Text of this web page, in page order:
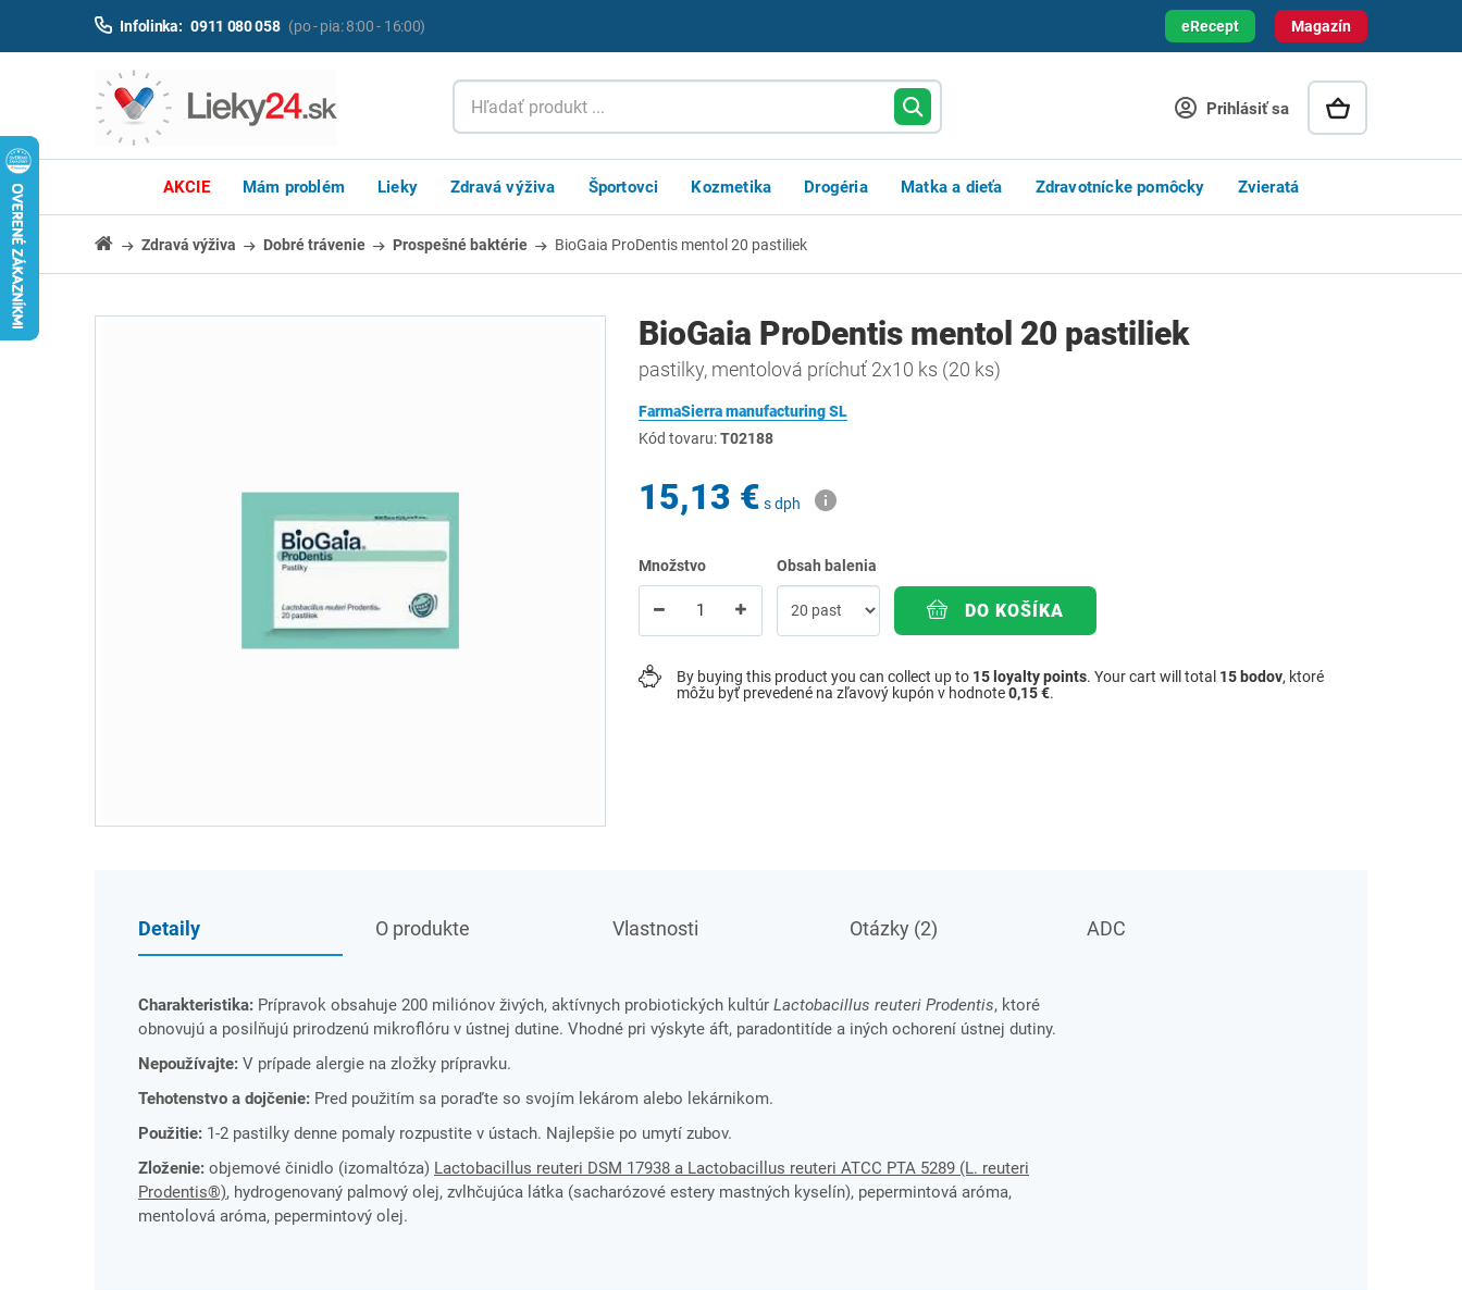
Magazín
Infolinka: 0911 080 058 (po - pia: 8:00 - 16:00) eRecept
Prihlásiť sa
AKCIE Mám problém Lieky Zdravá výživa Športovci Kozmetika Drogéria Matka a dieťa Zdravotnícke pomôcky Zvieratá
Zdravá výživa Dobré trávenie Prospešné baktérie BioGaia ProDentis mentol 20 pastiliek
BioGaia ProDentis mentol 20 pastiliek
pastilky, mentolová príchuť 2x10 ks (20 ks)
FarmaSierra manufacturing SL
Kód tovaru:T02188
15,13 € s dph
Množstvo Obsah balenia
DO KOŠÍKA
By buying this product you can collect up to 15 loyalty points. Your cart will total 15 bodov, ktoré
môžu byť prevedené na zľavový kupón v hodnote0,15 €.
Detaily O produkte Vlastnosti Otázky (2) ADC
Charakteristika: Prípravok obsahuje 200 miliónov živých, aktívnych probiotických kultúr Lactobacillus reuteri Prodentis, ktoré
obnovujú a posilňujú prirodzenú mikroflóru v ústnej dutine. Vhodné pri výskyte áft, paradontitíde a iných ochorení ústnej dutiny.
Nepoužívajte: V prípade alergie na zložky prípravku.
Tehotenstvo a dojčenie: Pred použitím sa poraďte so svojím lekárom alebo lekárnikom.
Použitie: 1-2 pastilky denne pomaly rozpustite v ústach. Najlepšie po umytí zubov.
Zloženie: objemové činidlo (izomaltóza) Lactobacillus reuteri DSM 17938 a Lactobacillus reuteri ATCC PTA 5289 (L. reuteri
Prodentis®), hydrogenovaný palmový olej, zvlhčujúca látka (sacharózové estery mastných kyselín), pepermintová aróma,
mentolová aróma, pepermintový olej.